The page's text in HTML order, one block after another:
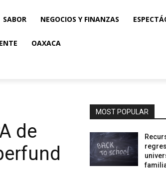
SABOR NEGOCIOS Y FINANZAS
OAXACA
de
MOST POPULAR